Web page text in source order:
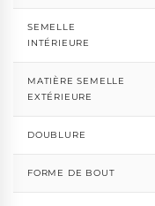
SEMELLE
INTÉRIEURE
MATIÈRE SEMELLE
EXTÉRIEURE
DOUBLURE
FORME DE BOUT